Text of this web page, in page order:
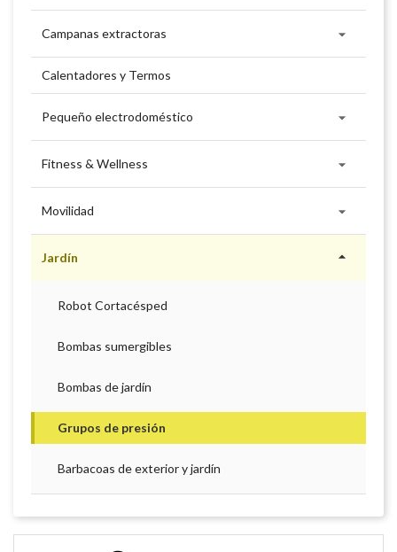
Campanas extractoras 
Calentadores y Termos
Pequeño electrodoméstico 
Fitness & Wellness 
Movilidad 
Jardín 
Robot Cortacésped
Bombas sumergibles
Bombas de jardín
Grupos de presión
Barbacoas de exterior y jardín